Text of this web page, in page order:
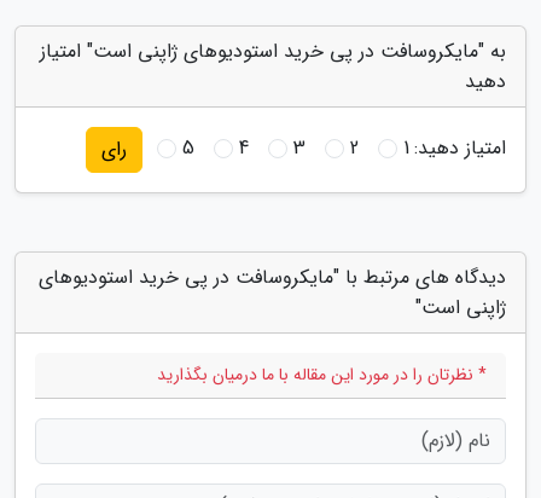
به "مایکروسافت در پی خرید استودیوهای ژاپنی است" امتیاز
دهید
امتیاز دهید:1
2
3
4
5 رای
دیدگاه های مرتبط با "مایکروسافت در پی خرید استودیوهای
ژاپنی است"
* نظرتان را در مورد این مقاله با ما درمیان بگذارید